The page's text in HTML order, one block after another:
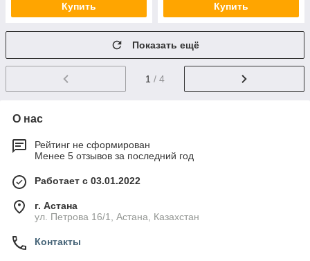
Купить Купить
Показать ещё
1 / 4
О нас
Рейтинг не сформирован
Менее 5 отзывов за последний год
Работает с 03.01.2022
г. Астана
ул. Петрова 16/1, Астана, Казахстан
Контакты